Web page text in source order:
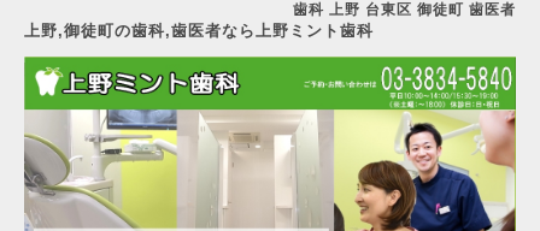
歯科 上野 台東区 御徒町 歯医者
上野,御徒町の歯科,歯医者なら上野ミント歯科